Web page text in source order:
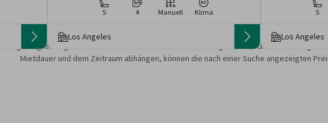
5 4 Manuell Klima
Los Angeles
5
Los Angeles
Die angezeigten Angebote und Preise basieren auf den Suchergebnissen der letzten Tage.
Mietdauer und dem Zeitraum abhängen, können die nach einer Suche angezeigten